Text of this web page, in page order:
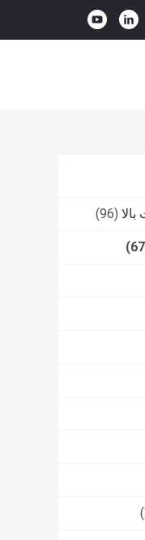
(96)